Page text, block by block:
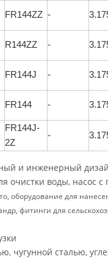
FR144ZZ -
R144ZZ -
FR144J -
FR144 -
FR144J-
2Z
-
и инженерный
очистки воды, насос
оборудование для
фитинги для
чугунной сталью,